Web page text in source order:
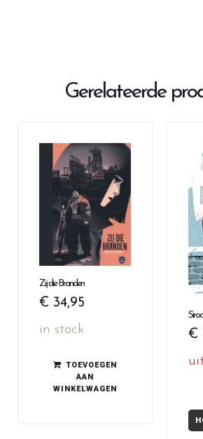
Gerelateerde
Zij die Branden
€ 34,95
in stock
TOEVOEGEN
AAN
WINKELWAGEN
€